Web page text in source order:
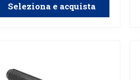
Seleziona e acquista